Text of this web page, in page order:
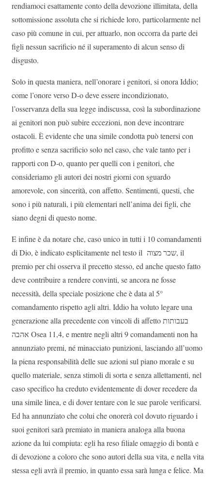
rendiamoci esattamente conto della devozione illimitata, della
sottomissione assoluta che si richiede loro, particolarmente nel
caso più comune in cui, per attuarlo, non occorra da parte dei
figli nessun sacrificio né il superamento di alcun senso di
disgusto.
Solo in questa maniera, nell’onorare i genitori, si onora Iddio;
come l’onore verso D-o deve essere incondizionato,
l’osservanza della sua legge indiscussa, così la subordinazione
ai genitori non può subire eccezioni, non deve incontrare
ostacoli. È evidente che una simile condotta può tenersi con
profitto e senza sacrificio solo nel caso, che vale tanto per i
rapporti con D-o, quanto per quelli con i genitori, che
consideriamo gli autori dei nostri giorni con sguardo
amorevole, con sincerità, con affetto. Sentimenti, questi, che
sono i più naturali, i più elementari nell’anima dei figli, che
siano degni di questo nome.
E infine è da notare che, caso unico in tutti i 10 comandamenti
di Dio, è indicato esplicitamente nel testo il שכר מצוה, il
premio per chi osserva il precetto stesso, ed anche questo fatto
deve contribuire a rendere convinti, se ancora ne fosse
necessità, della speciale posizione che è data al 5°
comandamento rispetto agli altri. Iddio ha voluto legare una
generazione alla precedente con vincoli di affettoבעבותות
אהבה Osea 11,4, e mentre negli altri 9 comandamenti non ha
annunziato premi, né minacciato punizioni, lasciando all’uomo
la piena responsabilità delle sue azioni sul piano morale e su
quello materiale, senza stimoli di sorta e senza allettamenti, nel
caso specifico ha creduto evidentemente di dover recedere da
una simile linea, e di dover tentare con le sue parole verificarsi.
Ed ha annunziato che colui che onorerà col dovuto riguardo i
suoi genitori sarà premiato in maniera analoga alla buona
azione da lui compiuta: egli ha reso filiale omaggio di bontà e
di devozione a coloro che sono autori della sua vita, e nella vita
stessa egli avrà il premio, in quanto essa sarà lunga e felice. Ma